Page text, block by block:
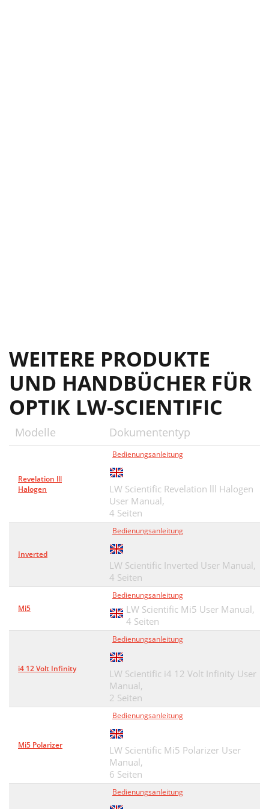
WEITERE PRODUKTE
UND HANDBÜCHER FÜR
OPTIK LW-SCIENTIFIC
Modelle Dokumententyp
Revelation lll
Halogen
Bedienungsanleitung
LW Scientific Revelation lll Halogen
User Manual,
4 Seiten
Inverted
Bedienungsanleitung
LW Scientific Inverted User Manual,
4 Seiten
Mi5
Bedienungsanleitung
LW Scientific Mi5 User Manual,
4 Seiten
i4 12 Volt Infinity
Bedienungsanleitung
LW Scientific i4 12 Volt Infinity User
Manual,
2 Seiten
Mi5 Polarizer
Bedienungsanleitung
LW Scientific Mi5 Polarizer User
Manual,
6 Seiten
Bedienungsanleitung